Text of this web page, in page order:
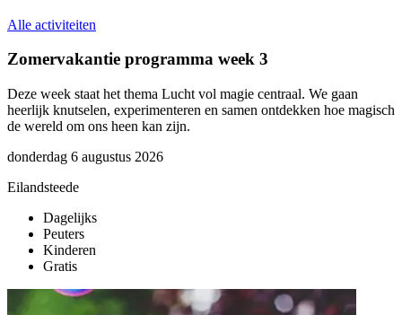
Alle activiteiten
Zomervakantie programma week 3
Deze week staat het thema Lucht vol magie centraal. We gaan
heerlijk knutselen, experimenteren en samen ontdekken hoe magisch
de wereld om ons heen kan zijn.
donderdag 6 augustus 2026
Eilandsteede
Dagelijks
Peuters
Kinderen
Gratis